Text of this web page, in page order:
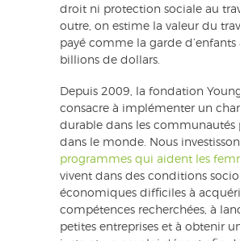
droit ni protection sociale au
outre, on estime la valeur du
payé comme la garde d’enfants
billions de dollars.
Depuis 2009, la fondation
consacre à implémenter un
durable dans les communautés
dans le monde. Nous
programmes qui aident les
vivent dans des conditions
économiques difficiles à
compétences recherchées, à
petites entreprises et à obtenir